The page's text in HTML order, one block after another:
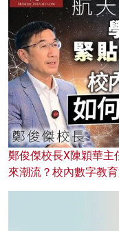
鄭俊傑校長X陳穎華主
來潮流？校內數字教